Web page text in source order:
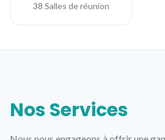
38 Salles de réunion
Nos Services